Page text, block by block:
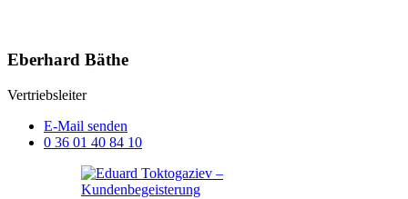
Eberhard Bäthe
Vertriebsleiter
E-Mail senden
0 36 01 40 84 10